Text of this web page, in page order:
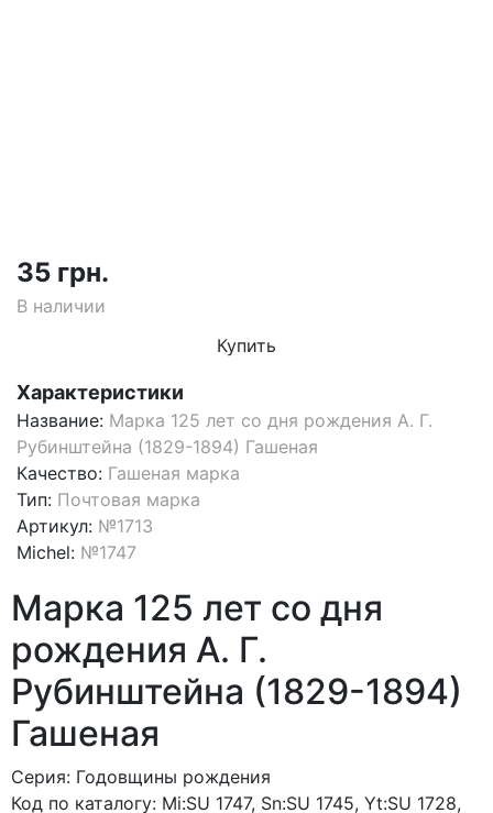
35 грн.
В наличии
Купить
Характеристики
Название: Марка 125 лет со дня рождения А. Г.
Рубинштейна (1829-1894) Гашеная
Качество: Гашеная марка
Тип: Почтовая марка
Артикул: №1713
Michel: №1747
Марка 125 лет со дня
рождения А. Г.
Рубинштейна (1829-1894)
Гашеная
Серия: Годовщины рождения
Код по каталогy: Mi:SU 1747, Sn:SU 1745, Yt:SU 1728,